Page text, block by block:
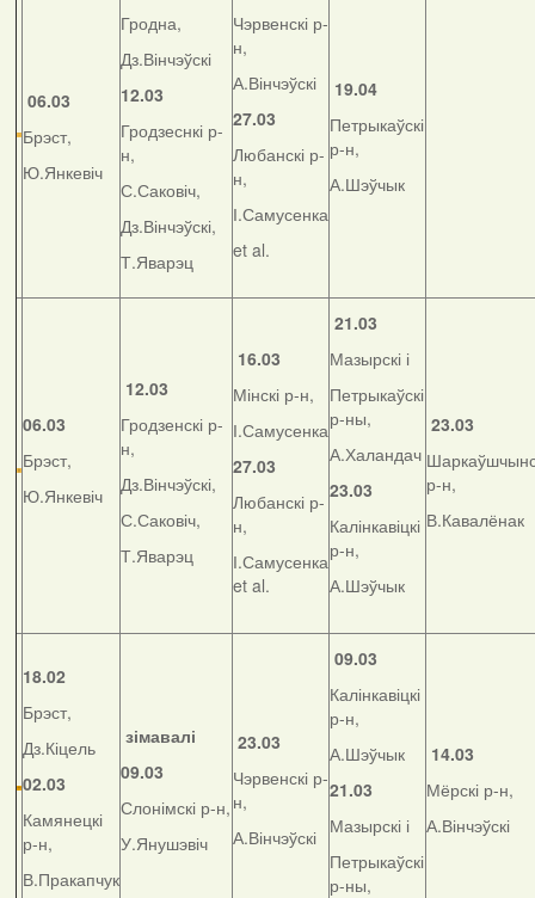
06.03
Брэст,
Ю.Янкевіч
Гродна,
Дз.Вінчэўскі
12.03
Гродзеснкі р-
н,
С.Саковіч,
Дз.Вінчэўскі,
Т.Яварэц
Чэрвенскі р-
н,
А.Вінчэўскі
27.03
Любанскі р-
н,
І.Самусенка
et al.
19.04
Петрыкаўскі
р-н,
А.Шэўчык
06.03
Брэст,
Ю.Янкевіч
12.03
Гродзенскі р-
н,
Дз.Вінчэўскі,
С.Саковіч,
Т.Яварэц
16.03
Мінскі р-н,
І.Самусенка
27.03
Любанскі р-
н,
І.Самусенка
et al.
21.03
Мазырскі і
Петрыкаўскі
р-ны,
А.Халандач
23.03
Калінкавіцкі
р-н,
А.Шэўчык
23.03
р-н,
В.Кавалёнак
18.02
Брэст,
Дз.Кіцель
02.03
Камянецкі
р-н,
В.Пракапчук
зімавалі
09.03
Слонімскі р-н,
У.Янушэвіч
23.03
Чэрвенскі р-
н,
А.Вінчэўскі
09.03
Калінкавіцкі
р-н,
А.Шэўчык
21.03
Мазырскі і
Петрыкаўскі
р-ны,
14.03
Мёрскі р-н,
А.Вінчэўскі